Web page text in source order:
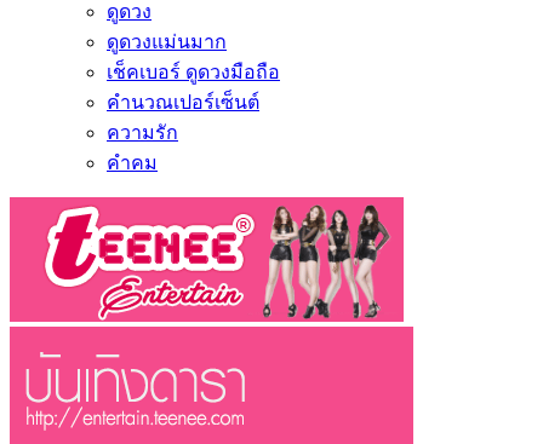
ดูดวง
ดูดวงแม่นมาก
เช็คเบอร์ ดูดวงมือถือ
คำนวณเปอร์เซ็นต์
ความรัก
คำคม